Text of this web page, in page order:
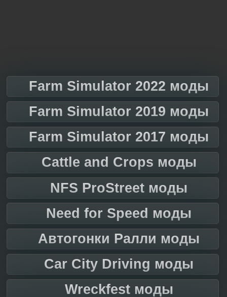
Farm Simulator 2022 моды
Farm Simulator 2019 моды
Farm Simulator 2017 моды
Cattle and Crops моды
NFS ProStreet моды
Need for Speed моды
Автогонки Ралли моды
Car City Driving моды
Wreckfest моды